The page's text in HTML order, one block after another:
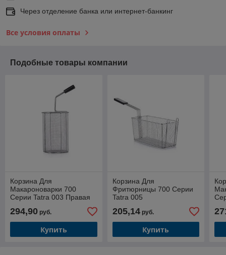
Через отделение банка или интернет-банкинг
Все условия оплаты
Подобные товары компании
Корзина Для
Макароноварки 700
Серии Tatra 003 Правая
294,90 руб.
Купить
Корзина Для
Фритюрницы 700 Серии
Tatra 005
205,14руб.
Купить